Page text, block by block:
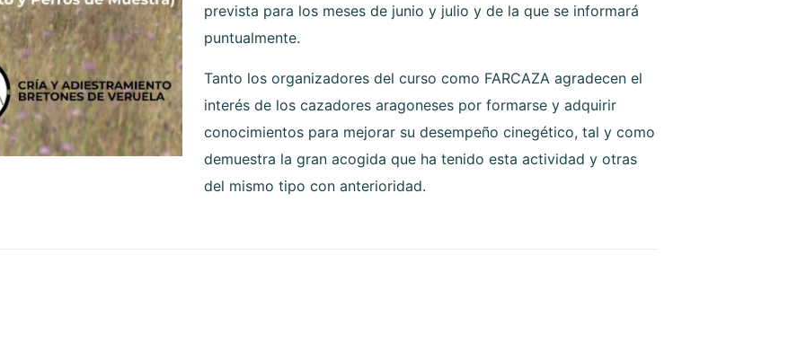
prevista para los meses de junio y julio y de la que se informará
puntualmente.
Tanto los organizadores del curso como FARCAZA agradecen el
interés de los cazadores aragoneses por formarse y adquirir
conocimientos para mejorar su desempeño cinegético, tal y como
demuestra la gran acogida que ha tenido esta actividad y otras
del mismo tipo con anterioridad.